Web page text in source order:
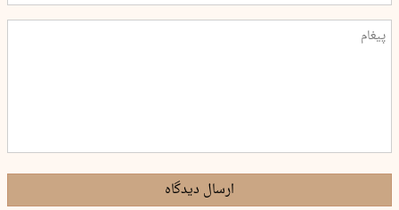
ارسال دیدگاه